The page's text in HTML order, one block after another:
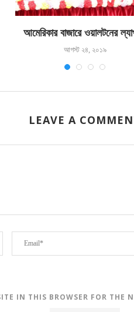
আমেরিকার বাজারে ওয়ালটনের
আগস্ট ২৪, ২০১৯
LEAVE A
IN THIS BROWSER FOR THE